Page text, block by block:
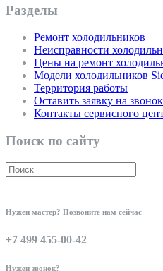
Разделы
Ремонт холодильников
Неисправности
Цены на ремонт
Модели холодильников
Территория работы
Оставить заявку на звонок
Контакты сервисного
Поиск по сайту
Нужен мастер? Позвоните нам сейчас
+7 499 455-00-42
Нужен звонок?